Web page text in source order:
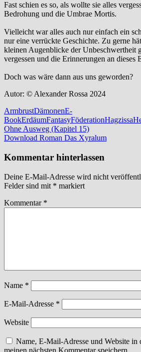
Fast schien es so, als wollte sie alles
Bedrohung und die Umbrae Mortis.
Vielleicht war alles auch nur einfach ein
nur eine verrückte Geschichte. Zu gerne
kleinen Augenblicke der Unbeschwertheit
vergessen und die Erinnerungen an dieses
Doch was wäre dann aus uns geworden?
Autor: © Alexander Rossa 2024
ArmbrustDämonenE-
BookErdäumFantasyFöderationHagzissa
Beitragsnavigation
Vorheriger
Beitrag:
Ohne Ausweg (Kapitel 15)
Nächster
Download Roman Das Xyralum
Kommentar hinterlassen
Deine E-Mail-Adresse wird nicht
Felder sind mit * markiert
Kommentar *
Name *
E-Mail-Adresse *
Website
Name, E-Mail-Adresse und Website in
meinen nächsten Kommentar speichern.